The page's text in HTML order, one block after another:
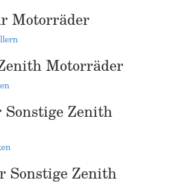
Motorräder
Motorräder
Zenith
Sonstige Zenith